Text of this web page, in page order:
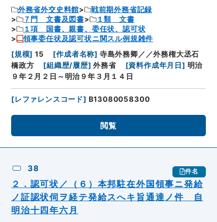
外務省外交史料館
戦前期外務省記録
７門 文書及図書
１類 文書
１項 国書、親書、委任状、認可状
領事委任状及認可状ニ関スル例規雑件
[規模] 15 [作成者名称] 寺島外務卿／／外務権大丞石
橋政方
[組織歴/履歴] 外務省 [資料作成年月日 ] 明治
９年２月２日～明治９年３月１４日
[レファレンスコード] B13080058300
閲覧
38 件名
２．認可状／（６）本邦駐在外国領事ニ発給
ノ証認状伺ヲ経テ発給スへキ旨通達ノ件 自
明治十四年六月